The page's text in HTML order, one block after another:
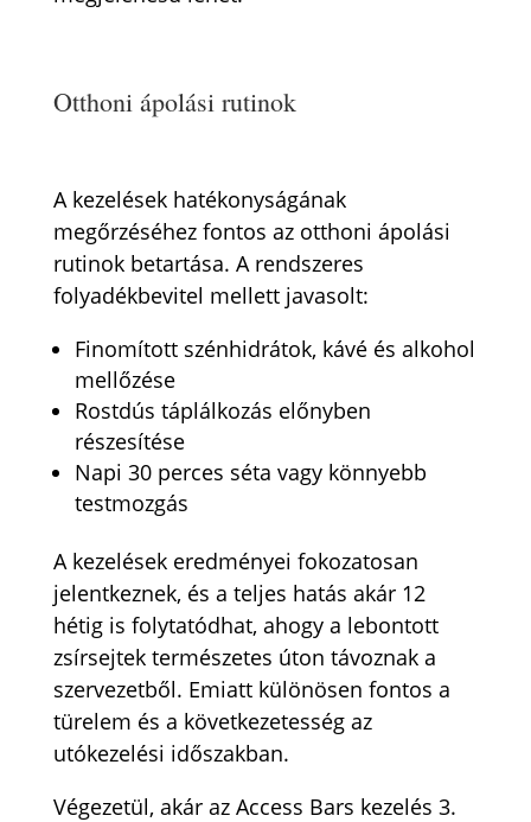
Otthoni ápolási rutinok
A kezelések hatékonyságának
megőrzéséhez fontos az otthoni ápolási
rutinok betartása. A rendszeres
folyadékbevitel mellett javasolt:
Finomított szénhidrátok, kávé és alkohol
mellőzése
Rostdús táplálkozás előnyben
részesítése
Napi 30 perces séta vagy könnyebb
testmozgás
A kezelések eredményei fokozatosan
jelentkeznek, és a teljes hatás akár 12
hétig is folytatódhat, ahogy a lebontott
zsírsejtek természetes úton távoznak a
szervezetből. Emiatt különösen fontos a
türelem és a következetesség az
utókezelési időszakban.
Végezetül, akár az Access Bars kezelés 3.